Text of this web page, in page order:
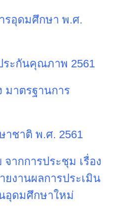
อุดมศึกษา พ.ศ.
ระกันคุณภาพ 2561
มาตรฐานการ
าชาติ พ.ศ. 2561
ากการประชุม เรื่อง
ยงานผลการประเมิน
อุดมศึกษาใหม่